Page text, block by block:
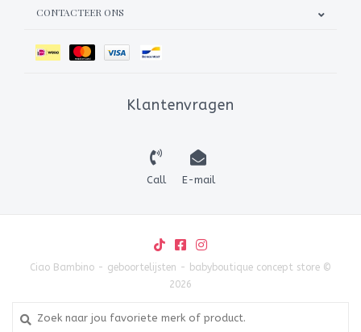
CONTACTEER ONS
Klantenvragen
Call E-mail
Ciao Bambino - geboortelijsten - babyboutique concept store ©
2026